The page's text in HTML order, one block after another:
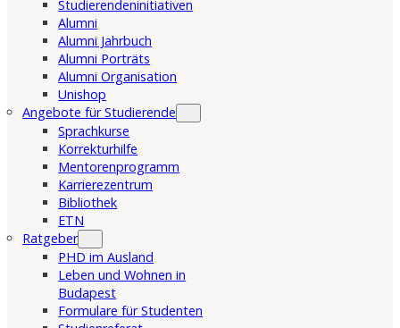
Studierendeninitiativen
Alumni
Alumni Jahrbuch
Alumni Porträts
Alumni Organisation
Unishop
Angebote für Studierende
Sprachkurse
Korrekturhilfe
Mentorenprogramm
Karrierezentrum
Bibliothek
ETN
Ratgeber
PHD im Ausland
Leben und Wohnen in
Budapest
Formulare für Studenten